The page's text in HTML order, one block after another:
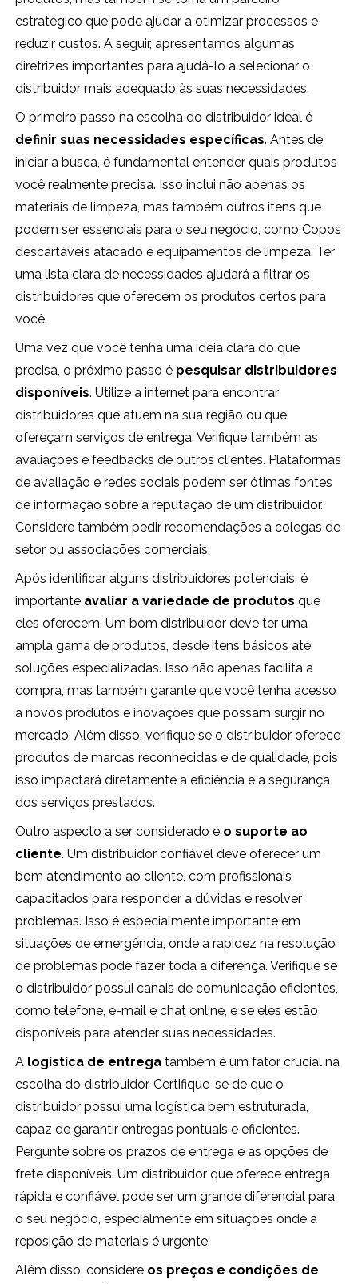
estratégico que pode ajudar a otimizar processos e
reduzir custos. A seguir, apresentamos algumas
diretrizes importantes para ajudá-lo a selecionar o
distribuidor mais adequado às suas necessidades.
O primeiro passo na escolha do distribuidor ideal é
definir suas necessidades específicas. Antes de
iniciar a busca, é fundamental entender quais produtos
você realmente precisa. Isso inclui não apenas os
materiais de limpeza, mas também outros itens que
podem ser essenciais para o seu negócio, como Copos
descartáveis atacado e equipamentos de limpeza. Ter
uma lista clara de necessidades ajudará a filtrar os
distribuidores que oferecem os produtos certos para
você.
Uma vez que você tenha uma ideia clara do que
precisa, o próximo passo é pesquisar distribuidores
disponíveis. Utilize a internet para encontrar
distribuidores que atuem na sua região ou que
ofereçam serviços de entrega. Verifique também as
avaliações e feedbacks de outros clientes. Plataformas
de avaliação e redes sociais podem ser ótimas fontes
de informação sobre a reputação de um distribuidor.
Considere também pedir recomendações a colegas de
setor ou associações comerciais.
Após identificar alguns distribuidores potenciais, é
importante avaliar a variedade de produtos que
eles oferecem. Um bom distribuidor deve ter uma
ampla gama de produtos, desde itens básicos até
soluções especializadas. Isso não apenas facilita a
compra, mas também garante que você tenha acesso
a novos produtos e inovações que possam surgir no
mercado. Além disso, verifique se o distribuidor oferece
produtos de marcas reconhecidas e de qualidade, pois
isso impactará diretamente a eficiência e a segurança
dos serviços prestados.
Outro aspecto a ser considerado é o suporte ao
cliente. Um distribuidor confiável deve oferecer um
bom atendimento ao cliente, com profissionais
capacitados para responder a dúvidas e resolver
problemas. Isso é especialmente importante em
situações de emergência, onde a rapidez na resolução
de problemas pode fazer toda a diferença. Verifique se
o distribuidor possui canais de comunicação eficientes,
como telefone, e-mail e chat online, e se eles estão
disponíveis para atender suas necessidades.
A logística de entrega também é um fator crucial na
escolha do distribuidor. Certifique-se de que o
distribuidor possui uma logística bem estruturada,
capaz de garantir entregas pontuais e eficientes.
Pergunte sobre os prazos de entrega e as opções de
frete disponíveis. Um distribuidor que oferece entrega
rápida e confiável pode ser um grande diferencial para
o seu negócio, especialmente em situações onde a
reposição de materiais é urgente.
Além disso, considere os preços e condições de